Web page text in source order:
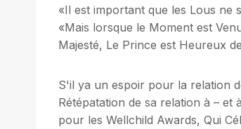
«Il est important que les Lous ne
«Mais lorsque le Moment est
Majesté, Le Prince est Heureux
S'il ya un espoir pour la relation
Rétépatation de sa relation à –
pour les Wellchild Awards, Qui